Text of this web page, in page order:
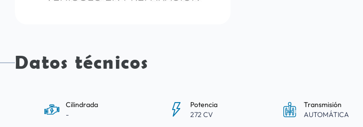
Datos técnicos
Cilindrada
-
Potencia
272 CV
Transmisión
AUTOMÁTICA